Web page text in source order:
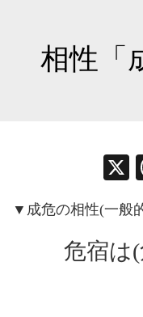
相性「
▼成危の相性(一般
危宿は